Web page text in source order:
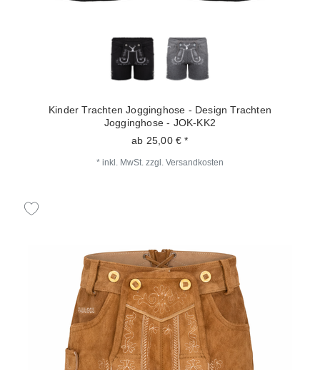
Kinder Trachten Jogginghose - Design Trachten
Jogginghose - JOK-KK2
ab 25,00 € *
* inkl. MwSt. zzgl. Versandkosten